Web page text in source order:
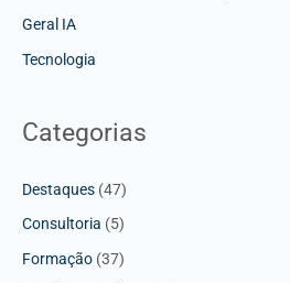
Geral IA
Tecnologia
Categorias
Destaques (47)
Consultoria (5)
Formação (37)